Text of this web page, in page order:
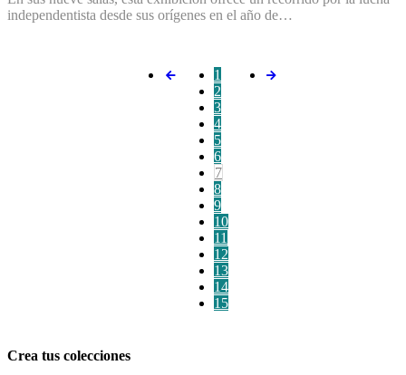
independentista desde sus orígenes en el año de…
1
2
3
4
5
6
7
8
9
10
11
12
13
14
15
Crea tus colecciones